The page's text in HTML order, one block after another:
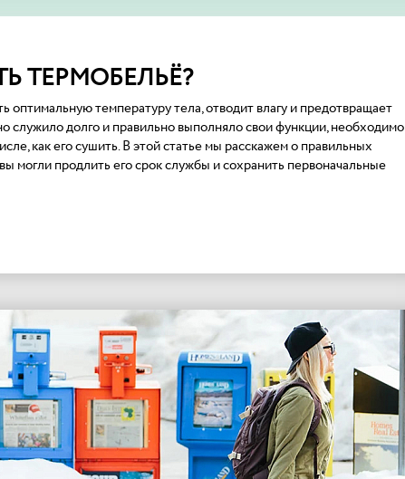
ТЕРМОБЕЛЬЁ?
оптимальную температуру тела, отводит влагу и предотвращает
служило долго и правильно выполняло свои функции, необходимо
как его сушить. В этой статье мы расскажем о правильных
могли продлить его срок службы и сохранить первоначальные